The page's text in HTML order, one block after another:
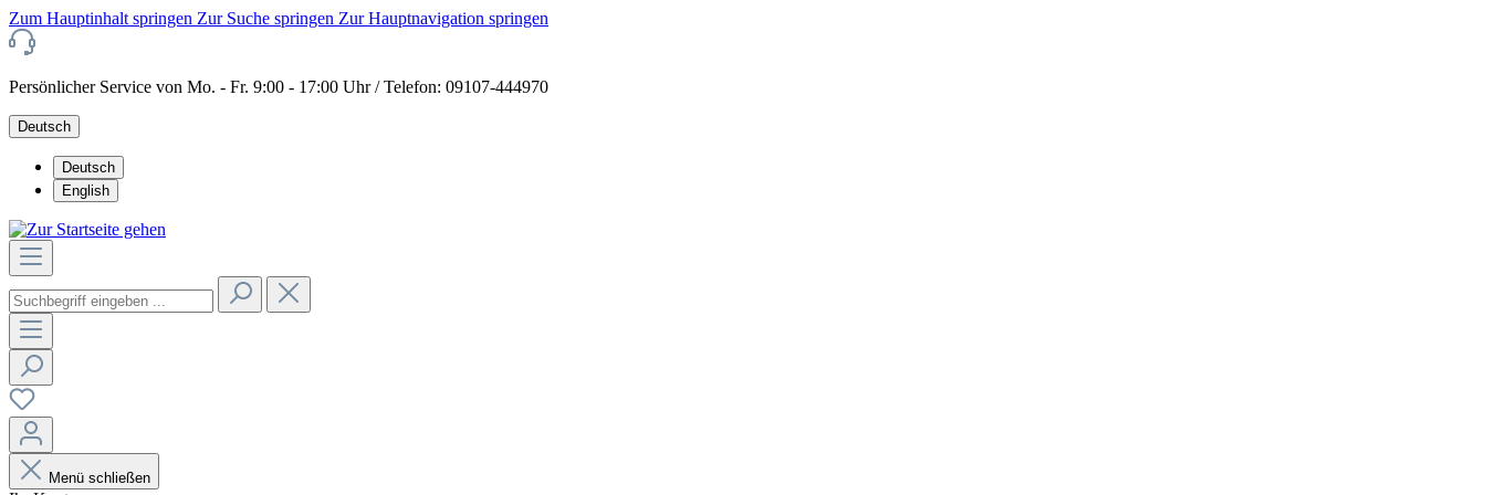
Zum Hauptinhalt springen Zur Suche springen Zur Hauptnavigation springen
Persönlicher Service von Mo. - Fr. 9:00 - 17:00 Uhr / Telefon: 09107-444970
Deutsch
Deutsch
English
Menü schließen